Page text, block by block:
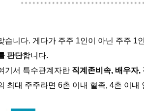
습니다. 게다가 주주 1인이 아닌 주주 1
판단합니다.
기서 특수관계자란 직계존비속, 배우자,
최대 주주라면 6촌 이내 혈족, 4촌 이내